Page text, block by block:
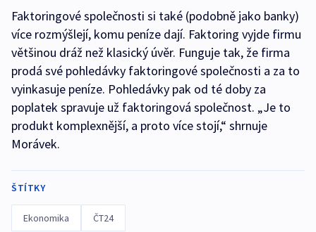
Faktoringové společnosti si také (podobně jako banky)
více rozmýšlejí, komu peníze dají. Faktoring vyjde firmu
většinou dráž než klasický úvěr. Funguje tak, že firma
prodá své pohledávky faktoringové společnosti a za to
vyinkasuje peníze. Pohledávky pak od té doby za
poplatek spravuje už faktoringová společnost. „Je to
produkt komplexnější, a proto více stojí,“ shrnuje
Morávek.
ŠTÍTKY
Ekonomika ČT24